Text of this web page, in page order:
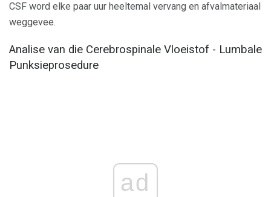
CSF word elke paar uur heeltemal vervang en afvalmateriaal
weggevee.
Analise van die Cerebrospinale Vloeistof - Lumbale
Punksieprosedure
ad